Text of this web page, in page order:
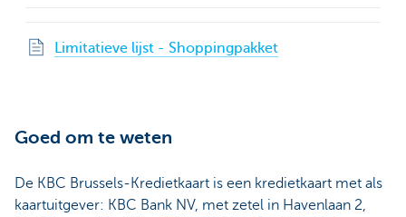
Limitatieve lijst - Shoppingpakket
Goed om te weten
De KBC Brussels-Kredietkaart is een kredietkaart met als
kaartuitgever: KBC Bank NV, met zetel in Havenlaan 2,